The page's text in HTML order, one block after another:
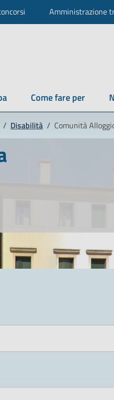
Amministrazione
Come fare per
/ Disabilità / Comunità